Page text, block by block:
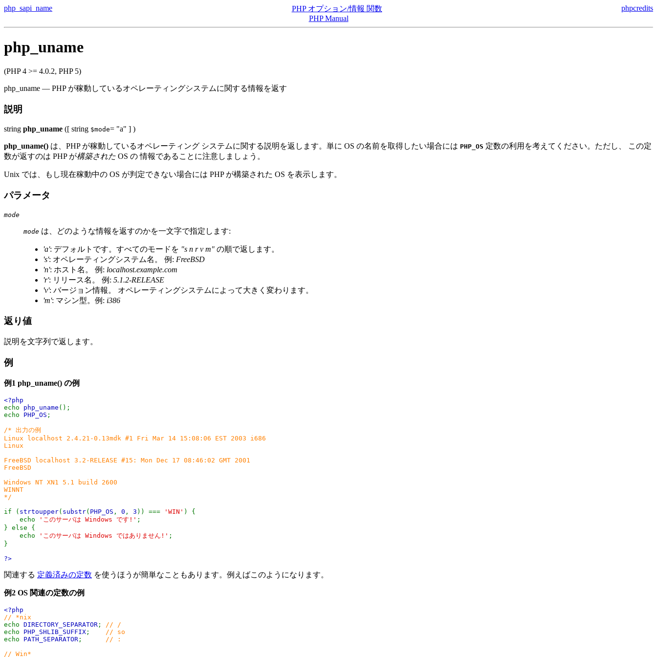
php_sapi_name phpcredits
PHP オプション/情報 関数
PHP Manual
php_uname
(PHP 4 >= 4.0.2, PHP 5)
php_uname — PHP が稼動しているオペレーティングシステムに関する情報を返す
説明
string php_uname ([ string $mode= "a" ] )
php_uname() は、PHP が稼動しているオペレーティング システムに関する説明を返します。単に OS の名前を取得したい場合には PHP_OS 定数の利用を考えてください。ただし、 この定
数が返すのは PHP が構築された OS の 情報であることに注意しましょう。
Unix では、もし現在稼動中の OS が判定できない場合には PHP が構築された OS を表示します。
パラメータ
mode
mode は、どのような情報を返すのかを一文字で指定します:
'a': デフォルトです。すべてのモードを "s n r v m" の順で返します。
's': オペレーティングシステム名。 例: FreeBSD
'n': ホスト名。 例: localhost.example.com
'r': リリース名。 例: 5.1.2-RELEASE
'v': バージョン情報。 オペレーティングシステムによって大きく変わります。
'm': マシン型。例: i386
返り値
説明を文字列で返します。
例
例1 php_uname() の例
<?php
echo php_uname ();
echo PHP_OS ;
/* 出力の例
Linux localhost 2.4.21-0.13mdk #1 Fri Mar 14 15:08:06 EST 2003 i686
Linux
FreeBSD localhost 3.2-RELEASE #15: Mon Dec 17 08:46:02 GMT 2001
FreeBSD
Windows NT XN1 5.1 build 2600
WINNT
*/
if ( strtoupper( substr( PHP_OS , 0 , 3 )) === 'WIN' ) {
echo
'このサーバは Windows です!' ;
} else {
echo
'このサーバは Windows ではありません!' ;
}
?>
関連する 定義済みの定数 を使うほうが簡単なこともあります。例えばこのようになります。
例2 OS 関連の定数の例
<?php
// *nix
echo DIRECTORY_SEPARATOR ;
// /
echo PHP_SHLIB_SUFFIX ;
// so
echo PATH_SEPARATOR ;
// :
// Win*